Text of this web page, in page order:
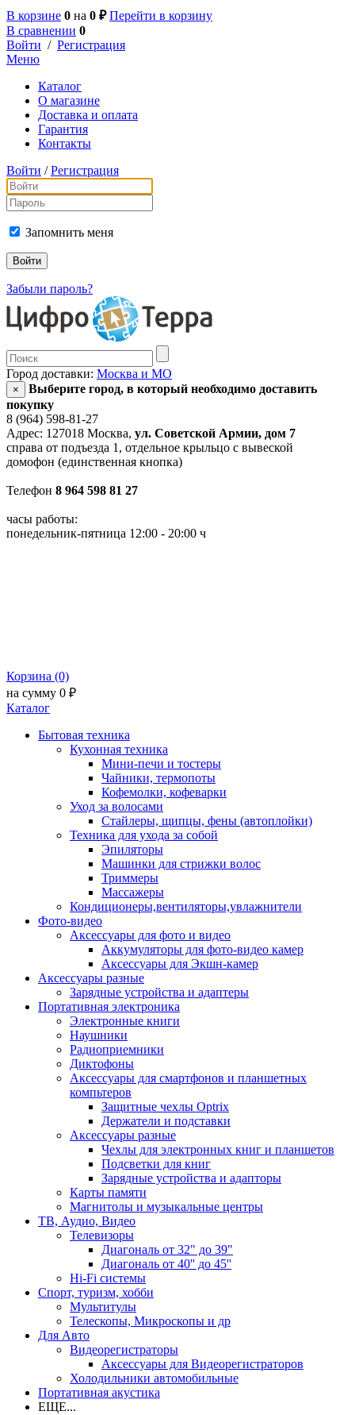
В корзине 0 на 0 ₽ Перейти в корзину
В сравнении 0
Войти / Регистрация
Меню
Каталог
О магазине
Доставка и оплата
Гарантия
Контакты
Войти / Регистрация
Запомнить меня
Забыли пароль?
Город доставки: Москва и МО
×
Выберите город, в который необходимо доставить
покупку
8 (964) 598-81-27
Адрес: 127018 Москва, ул. Советской Армии, дом 7
справа от подъезда 1, отдельное крыльцо с вывеской
домофон (единственная кнопка)
Телефон 8 964 598 81 27
часы работы:
понедельник-пятница 12:00 - 20:00 ч
Корзина (0)
на сумму 0 ₽
Каталог
Бытовая техника
Кухонная техника
Мини-печи и тостеры
Чайники, термопоты
Кофемолки, кофеварки
Уход за волосами
Стайлеры, щипцы, фены (автоплойки)
Техника для ухода за собой
Эпиляторы
Машинки для стрижки волос
Триммеры
Массажеры
Кондиционеры,вентиляторы,увлажнители
Фото-видео
Аксессуары для фото и видео
Аккумуляторы для фото-видео камер
Аксессуары для Экшн-камер
Аксессуары разные
Зарядные устройства и адаптеры
Портативная электроника
Электронные книги
Наушники
Радиоприемники
Диктофоны
Аксессуары для смартфонов и планшетных
компьтеров
Защитные чехлы Optrix
Держатели и подставки
Аксессуары разные
Чехлы для электронных книг и планшетов
Подсветки для книг
Зарядные устройства и адапторы
Карты памяти
Магнитолы и музыкальные центры
ТВ, Аудио, Видео
Телевизоры
Диагональ от 32" до 39"
Диагональ от 40'' до 45''
Hi-Fi системы
Спорт, туризм, хобби
Мультитулы
Телескопы, Микроскопы и др
Для Авто
Видеорегистраторы
Аксессуары для Видеорегистраторов
Холодильники автомобильные
Портативная акустика
ЕЩЕ...